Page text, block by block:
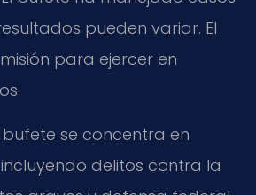
pueden variar. El
para ejercer en
se concentra en
delitos contra la